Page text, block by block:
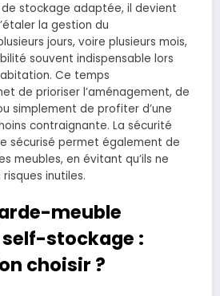
stockage adaptée, il devient
la gestion du
jours, voire plusieurs mois,
souvent indispensable lors
Ce temps
de prioriser l’aménagement, de
simplement de profiter d’une
contraignante. La sécurité
sécurisé permet également de
meubles, en évitant qu’ils ne
inutiles.
meuble
stockage :
choisir ?